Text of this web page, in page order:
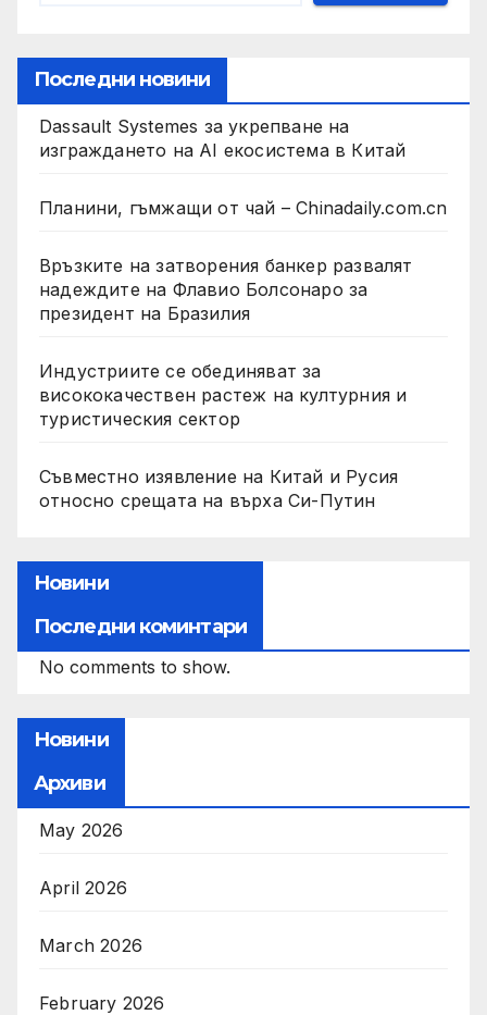
Последни новини
Dassault Systemes за укрепване на
изграждането на AI екосистема в Китай
Планини, гъмжащи от чай – Chinadaily.com.cn
Връзките на затворения банкер развалят
надеждите на Флавио Болсонаро за
президент на Бразилия
Индустриите се обединяват за
висококачествен растеж на културния и
туристическия сектор
Съвместно изявление на Китай и Русия
относно срещата на върха Си-Путин
Новини
Последни коминтари
No comments to show.
Новини
Архиви
May 2026
April 2026
March 2026
February 2026